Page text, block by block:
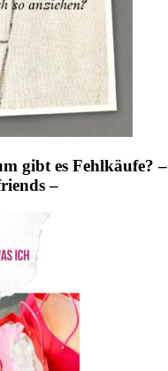
gibt es Fehlkäufe? –
–